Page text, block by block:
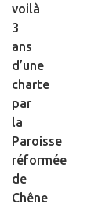
voilà
3
ans
d’une
charte
par
la
Paroisse
réformée
de
Chêne